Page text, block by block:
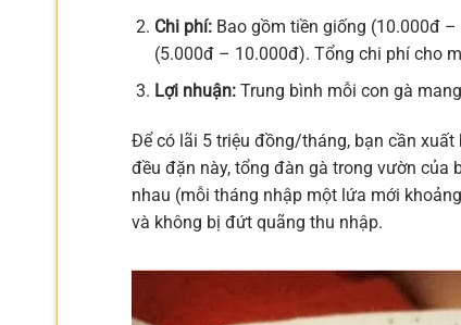
Chi phí:Bao gồm tiền giống (10.000đ
(5.000đ – 10.000đ). Tổng chi phí cho
Lợi nhuận:Trung bình mỗi con gà
Để có lãi 5 triệu đồng/tháng, bạn cần
đều đặn này, tổng đàn gà trong vườn của
nhau (mỗi tháng nhập một lứa mới
và không bị đứt quãng thu nhập.